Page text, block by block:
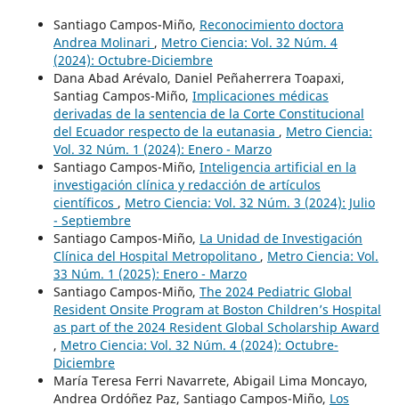
Santiago Campos-Miño, Reconocimiento doctora
Andrea Molinari , Metro Ciencia: Vol. 32 Núm. 4
(2024): Octubre-Diciembre
Dana Abad Arévalo, Daniel Peñaherrera Toapaxi,
Santiag Campos-Miño, Implicaciones médicas
derivadas de la sentencia de la Corte Constitucional
del Ecuador respecto de la eutanasia , Metro Ciencia:
Vol. 32 Núm. 1 (2024): Enero - Marzo
Santiago Campos-Miño, Inteligencia artificial en la
investigación clínica y redacción de artículos
científicos , Metro Ciencia: Vol. 32 Núm. 3 (2024): Julio
- Septiembre
Santiago Campos-Miño, La Unidad de Investigación
Clínica del Hospital Metropolitano , Metro Ciencia: Vol.
33 Núm. 1 (2025): Enero - Marzo
Santiago Campos-Miño, The 2024 Pediatric Global
Resident Onsite Program at Boston Children’s Hospital
as part of the 2024 Resident Global Scholarship Award
, Metro Ciencia: Vol. 32 Núm. 4 (2024): Octubre-
Diciembre
María Teresa Ferri Navarrete, Abigail Lima Moncayo,
Andrea Ordóñez Paz, Santiago Campos-Miño, Los